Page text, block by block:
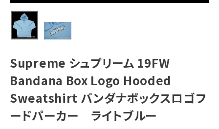
Tシャツ・ロングスリーブ
パーカー・トレーナー
キャップ・ハット
ニット帽・ビーニー
バックパック・リュック
その他バッグ類
Supreme シュプリーム 19FW
Bandana Box Logo Hooded
Sweatshirt バンダナボックスロゴフ
ードパーカー ライトブルー